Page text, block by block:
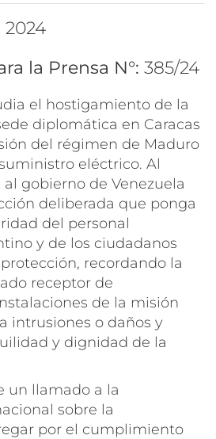
2024
la Prensa N°: 385/24
el hostigamiento de la
diplomática en Caracas
del régimen de Maduro
eléctrico. Al
gobierno de Venezuela
deliberada que ponga
del personal
y de los ciudadanos
recordando la
receptor de
de la misión
intrusiones o daños y
y dignidad de la
un llamado a la
sobre la
por el cumplimiento